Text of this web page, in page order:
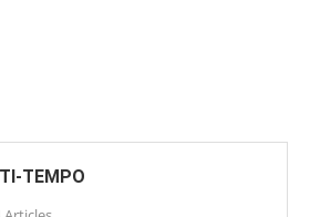
TEMPO